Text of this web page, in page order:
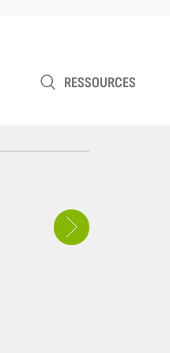
RESSOURCES